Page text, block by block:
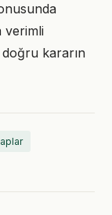
verimli
kararın